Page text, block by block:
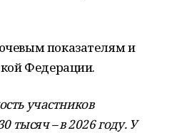
показателям и
Федерации.
участников
тысяч – в 2026 году. У